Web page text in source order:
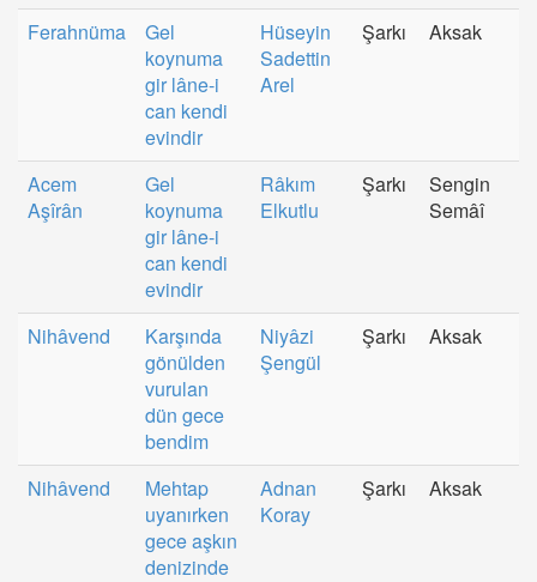
Ferahnüma
Gel
koynuma
gir lâne-i
can kendi
evindir
Hüseyin
Sadettin
Arel
Şarkı Aksak
Acem
Aşîrân
Gel
koynuma
gir lâne-i
can kendi
evindir
Râkım
Elkutlu
Şarkı
Sengin
Semâî
Nihâvend
Karşında
gönülden
vurulan
dün gece
bendim
Niyâzi
Şengül
Şarkı Aksak
Nihâvend
Mehtap
uyanırken
gece aşkın
denizinde
Adnan
Koray
Şarkı Aksak